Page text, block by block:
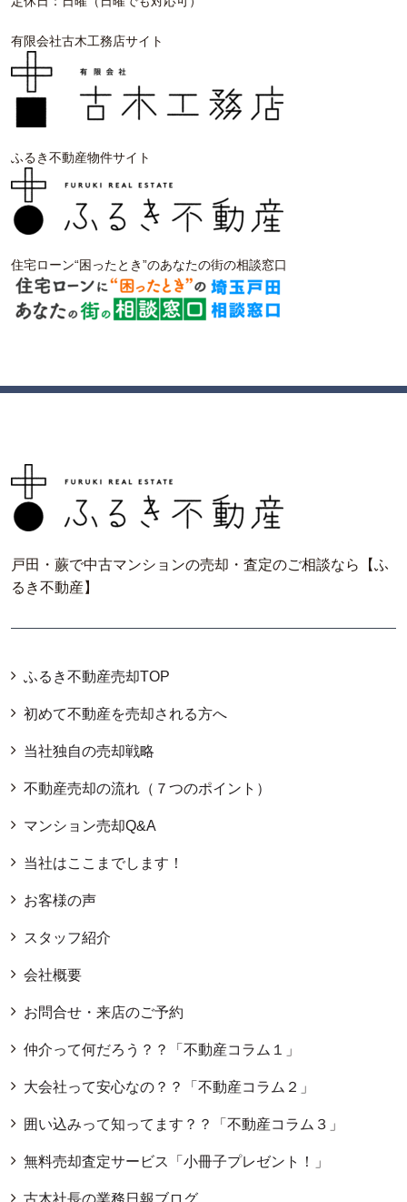
有限会社古木工務店サイト
ふるき不動産物件サイト
住宅ローン“困ったとき”のあなたの街の相談窓口
戸田・蕨で中古マンションの売却・査定のご相談なら【ふ
るき不動産】
ふるき不動産売却TOP
初めて不動産を売却される方へ
当社独自の売却戦略
不動産売却の流れ（７つのポイント）
マンション売却Q&A
当社はここまでします！
お客様の声
スタッフ紹介
会社概要
お問合せ・来店のご予約
仲介って何だろう？？「不動産コラム１」
大会社って安心なの？？「不動産コラム２」
囲い込みって知ってます？？「不動産コラム３」
無料売却査定サービス「小冊子プレゼント！」
古木社長の業務日報ブログ